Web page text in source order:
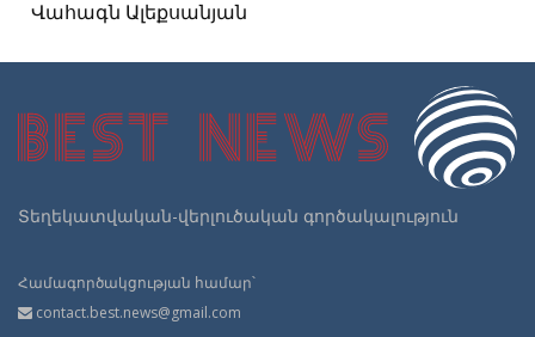
Վահագն Ալեքսանյան
Տեղեկատվական-վերլուծական գործակալություն
Համագործակցության համար՝
contact.best.news@gmail.com